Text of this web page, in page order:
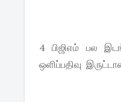
4 பிஜிஎம் பல
ஒளிப்பதிவு